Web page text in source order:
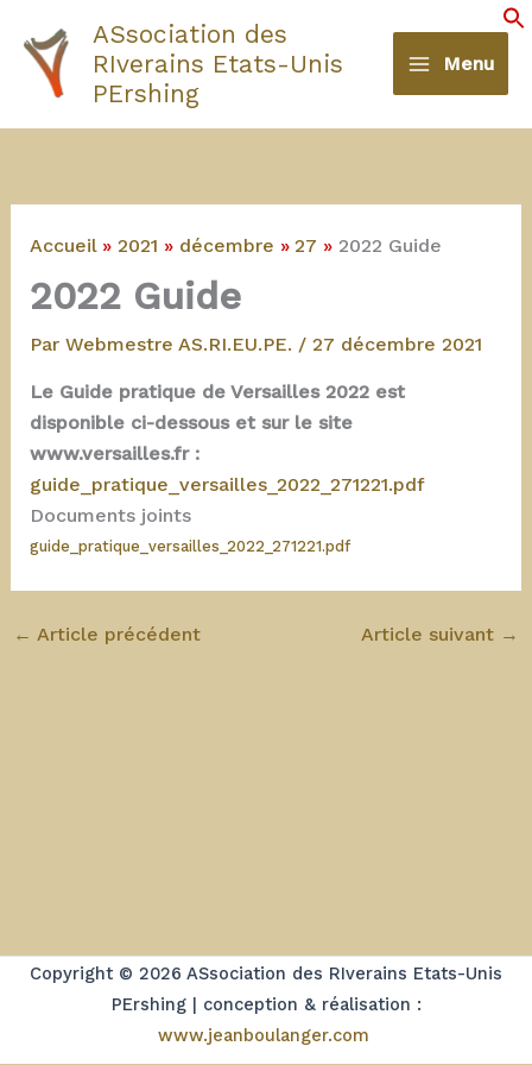
contenu
ASsociation des
RIverains Etats-Unis
PErshing
Menu
Accueil 2021 décembre 27 2022 Guide
2022 Guide
Par Webmestre AS.RI.EU.PE. / 27 décembre 2021
Le Guide pratique de Versailles 2022 est
disponible ci-dessous et sur le site
www.versailles.fr :
guide_pratique_versailles_2022_271221.pdf
Documents joints
guide_pratique_versailles_2022_271221.pdf
← Article précédent Article suivant →
Copyright © 2026 ASsociation des RIverains Etats-Unis
PErshing | conception & réalisation :
www.jeanboulanger.com